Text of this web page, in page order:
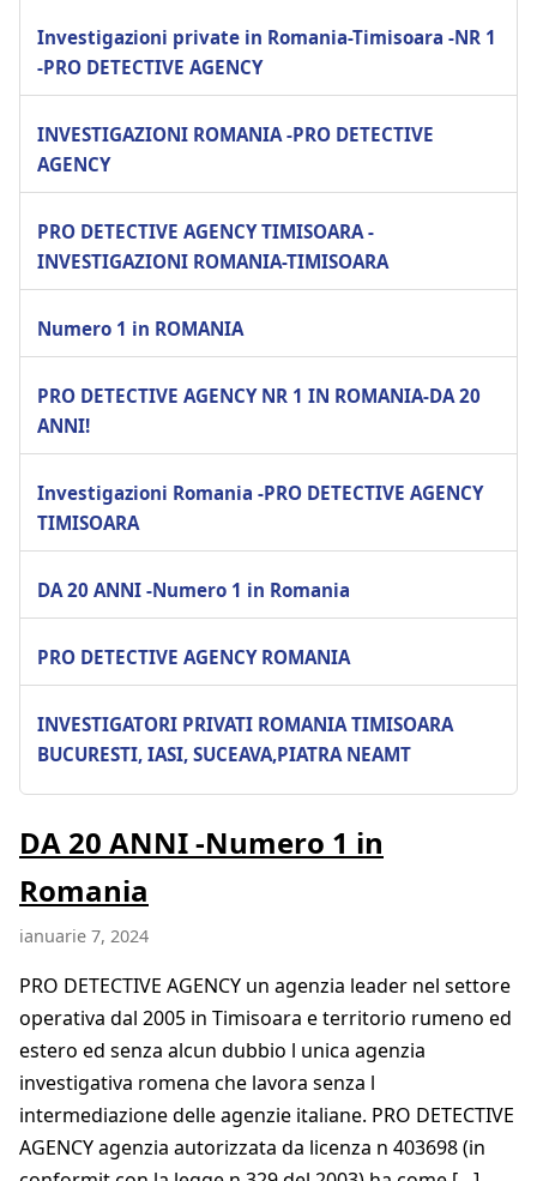
Investigazioni private in Romania-Timisoara -NR 1
-PRO DETECTIVE AGENCY
INVESTIGAZIONI ROMANIA -PRO DETECTIVE
AGENCY
PRO DETECTIVE AGENCY TIMISOARA -
INVESTIGAZIONI ROMANIA-TIMISOARA
Numero 1 in ROMANIA
PRO DETECTIVE AGENCY NR 1 IN ROMANIA-DA 20
ANNI!
Investigazioni Romania -PRO DETECTIVE AGENCY
TIMISOARA
DA 20 ANNI -Numero 1 in Romania
PRO DETECTIVE AGENCY ROMANIA
INVESTIGATORI PRIVATI ROMANIA TIMISOARA
BUCURESTI, IASI, SUCEAVA,PIATRA NEAMT
DA 20 ANNI -Numero 1 in
Romania
ianuarie 7, 2024
PRO DETECTIVE AGENCY un agenzia leader nel settore
operativa dal 2005 in Timisoara e territorio rumeno ed
estero ed senza alcun dubbio l unica agenzia
investigativa romena che lavora senza l
intermediazione delle agenzie italiane. PRO DETECTIVE
AGENCY agenzia autorizzata da licenza n 403698 (in